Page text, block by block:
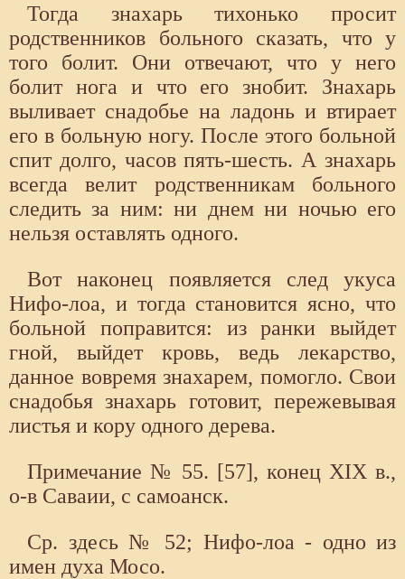
Тогда знахарь тихонько просит
родственников больного сказать, что у
того болит. Они отвечают, что у него
болит нога и что его знобит. Знахарь
выливает снадобье на ладонь и втирает
его в больную ногу. После этого больной
спит долго, часов пять-шесть. А знахарь
всегда велит родственникам больного
следить за ним: ни днем ни ночью его
нельзя оставлять одного.
Вот наконец появляется след укуса
Нифо-лоа, и тогда становится ясно, что
больной поправится: из ранки выйдет
гной, выйдет кровь, ведь лекарство,
данное вовремя знахарем, помогло. Свои
снадобья знахарь готовит, пережевывая
листья и кору одного дерева.
Примечание № 55. [57], конец XIX в.,
о-в Саваии, с самоанск.
Ср. здесь № 52; Нифо-лоа - одно из
имен духа Мосо.